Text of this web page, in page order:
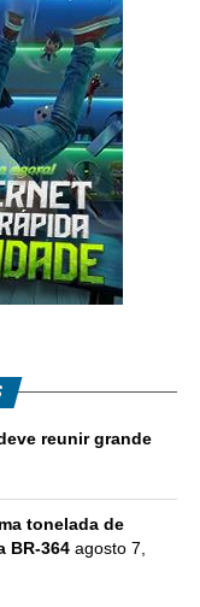
reunir grande
tonelada de
BR-364 agosto 7,